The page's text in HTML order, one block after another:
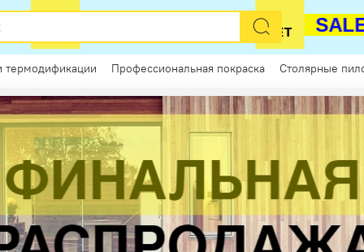
термодификации Профессиональная покраска Столярные
SALE